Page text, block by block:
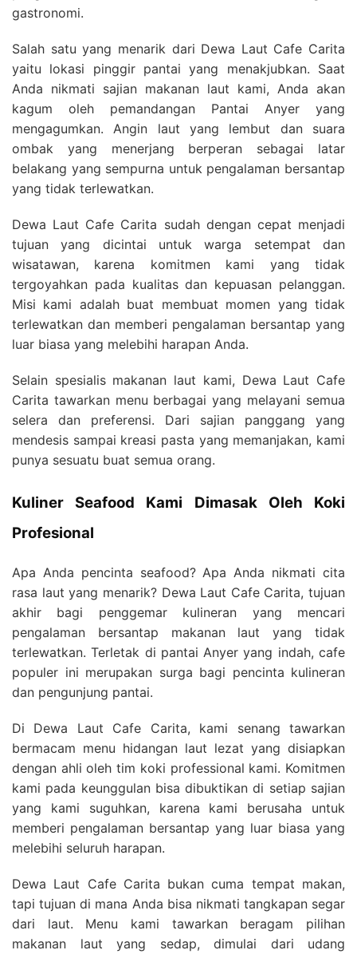
gastronomi.
Salah satu yang menarik dari Dewa Laut Cafe Carita
yaitu lokasi pinggir pantai yang menakjubkan. Saat
Anda nikmati sajian makanan laut kami, Anda akan
kagum oleh pemandangan Pantai Anyer yang
mengagumkan. Angin laut yang lembut dan suara
ombak yang menerjang berperan sebagai latar
belakang yang sempurna untuk pengalaman bersantap
yang tidak terlewatkan.
Dewa Laut Cafe Carita sudah dengan cepat menjadi
tujuan yang dicintai untuk warga setempat dan
wisatawan, karena komitmen kami yang tidak
tergoyahkan pada kualitas dan kepuasan pelanggan.
Misi kami adalah buat membuat momen yang tidak
terlewatkan dan memberi pengalaman bersantap yang
luar biasa yang melebihi harapan Anda.
Selain spesialis makanan laut kami, Dewa Laut Cafe
Carita tawarkan menu berbagai yang melayani semua
selera dan preferensi. Dari sajian panggang yang
mendesis sampai kreasi pasta yang memanjakan, kami
punya sesuatu buat semua orang.
Kuliner Seafood Kami Dimasak Oleh Koki
Profesional
Apa Anda pencinta seafood? Apa Anda nikmati cita
rasa laut yang menarik? Dewa Laut Cafe Carita, tujuan
akhir bagi penggemar kulineran yang mencari
pengalaman bersantap makanan laut yang tidak
terlewatkan. Terletak di pantai Anyer yang indah, cafe
populer ini merupakan surga bagi pencinta kulineran
dan pengunjung pantai.
Di Dewa Laut Cafe Carita, kami senang tawarkan
bermacam menu hidangan laut lezat yang disiapkan
dengan ahli oleh tim koki professional kami. Komitmen
kami pada keunggulan bisa dibuktikan di setiap sajian
yang kami suguhkan, karena kami berusaha untuk
memberi pengalaman bersantap yang luar biasa yang
melebihi seluruh harapan.
Dewa Laut Cafe Carita bukan cuma tempat makan,
tapi tujuan di mana Anda bisa nikmati tangkapan segar
dari laut. Menu kami tawarkan beragam pilihan
makanan laut yang sedap, dimulai dari udang